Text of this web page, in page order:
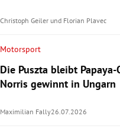
Christoph Geiler und Florian Plavec
Motorsport
Die Puszta bleibt
Norris gewinnt in Ungarn
Maximilian Fally26.07.2026